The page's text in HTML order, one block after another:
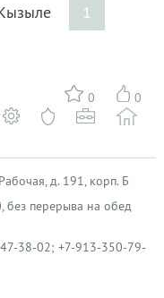
1
0 0
д. 191, корп. Б
без перерыва на обед
38-02; +7-913-350-79-